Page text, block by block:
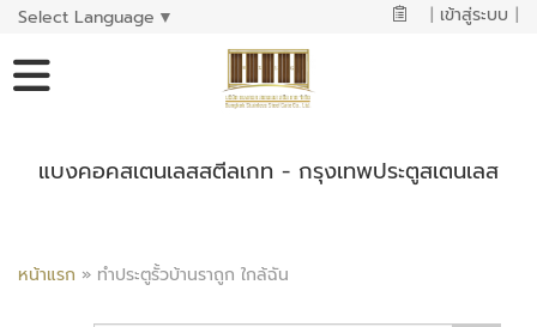
Select Language ▼ | เข้าสู่ระบบ |
แบงคอคสเตนเลสสตีลเกท - กรุงเทพประตูสเตนเลส
หน้าแรก » ทำประตูรั้วบ้านราถูก ใกล้ฉัน